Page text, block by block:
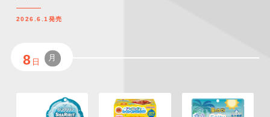
2026.6.1 発売
8 日 月